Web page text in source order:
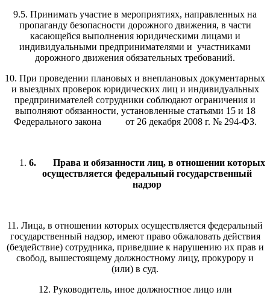
9.5. Принимать участие в мероприятиях, направленных на
пропаганду безопасности дорожного движения, в части
касающейся выполнения юридическими лицами и
индивидуальными предпринимателями и участниками
дорожного движения обязательных требований.
10. При проведении плановых и внеплановых документарных
и выездных проверок юридических лиц и индивидуальных
предпринимателей сотрудники соблюдают ограничения и
выполняют обязанности, установленные статьями 15 и 18
Федерального закона от 26 декабря 2008 г. № 294-ФЗ.
6. Права и обязанности лиц, в отношении которых
осуществляется федеральный государственный
надзор
11. Лица, в отношении которых осуществляется федеральный
государственный надзор, имеют право обжаловать действия
(бездействие) сотрудника, приведшие к нарушению их прав и
свобод, вышестоящему должностному лицу, прокурору и
(или) в суд.
12. Руководитель, иное должностное лицо или